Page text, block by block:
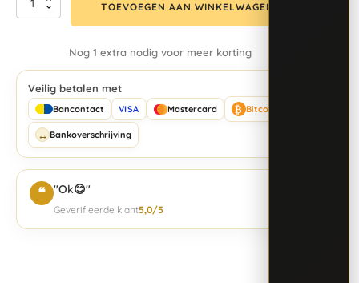
TOEVOEGEN AAN WINKELWAGEN
Nog 1 extra nodig voor meer korting
Veilig betalen met
Bancontact VISA Mastercard ₿ Bitcoin
↔Bankoverschrijving
❝ "Ok😊"
Geverifieerde klant5,0/5